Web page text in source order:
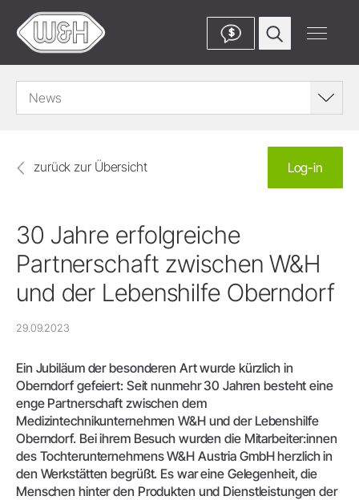
$
News
zurück zur Übersicht Log-in
30 Jahre erfolgreiche
Partnerschaft zwischen W&H
und der Lebenshilfe Oberndorf
29.09.2023
Ein Jubiläum der besonderen Art wurde kürzlich in
Oberndorf gefeiert: Seit nunmehr 30 Jahren besteht eine
enge Partnerschaft zwischen dem
Medizintechnikunternehmen W&H und der Lebenshilfe
Oberndorf. Bei ihrem Besuch wurden die Mitarbeiter:innen
des Tochterunternehmens W&H Austria GmbH herzlich in
den Werkstätten begrüßt. Es war eine Gelegenheit, die
Menschen hinter den Produkten und Dienstleistungen der